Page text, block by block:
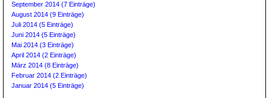
September 2014 (7 Einträge)
August 2014 (9 Einträge)
Juli 2014 (5 Einträge)
Juni 2014 (5 Einträge)
Mai 2014 (3 Einträge)
April 2014 (2 Einträge)
März 2014 (8 Einträge)
Februar 2014 (2 Einträge)
Januar 2014 (5 Einträge)